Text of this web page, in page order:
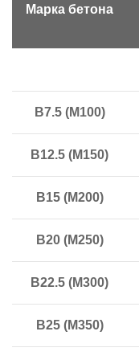
Марка бетона
В7.5 (М100)
В12.5 (М150)
В15 (М200)
В20 (М250)
В22.5 (М300)
В25 (М350)